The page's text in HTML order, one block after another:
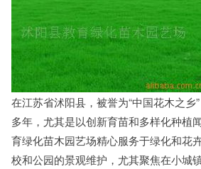
在江苏省沭阳县，被誉为“中国花木之乡
多年，尤其是以创新育苗和多样化种植
育绿化苗木园艺场精心服务于绿化和花
校和公园的景观维护，尤其聚焦在小城